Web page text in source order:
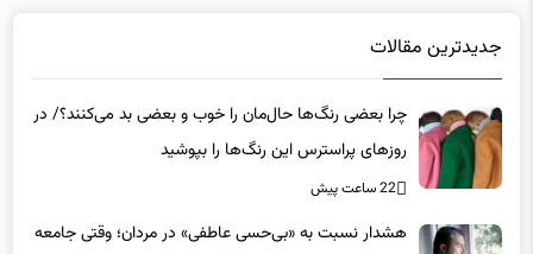
جدیدترین مقالات
چرا بعضی رنگ‌ها حال‌مان را خوب و بعضی بد می‌کنند؟/ در
روزهای پراسترس این رنگ‌ها را بپوشید
22 ساعت پیش
هشدار نسبت به «بی‌حسی عاطفی» در مردان؛ وقتی جامعه